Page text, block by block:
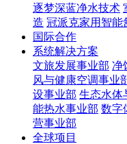
逐梦深蓝净水技术
造 冠派克家用智能
国际合作
系统解决方案
文旅发展事业部 净
风与健康空调事业
设事业部 生态水体
能热水事业部 数字
营事业部
全球项目